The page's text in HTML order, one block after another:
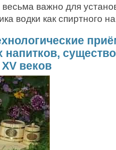
важно для
водки как спиртного
напитков,
веков